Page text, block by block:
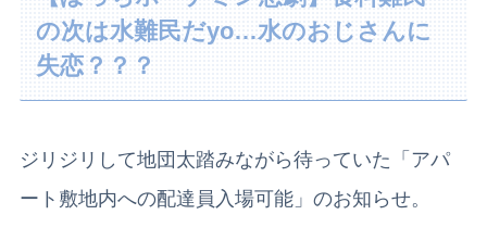
の次は水難民だyo…水のおじさんに
失恋？？？
ジリジリして地団太踏みながら待っていた「アパ
ート敷地内への配達員入場可能」のお知らせ。